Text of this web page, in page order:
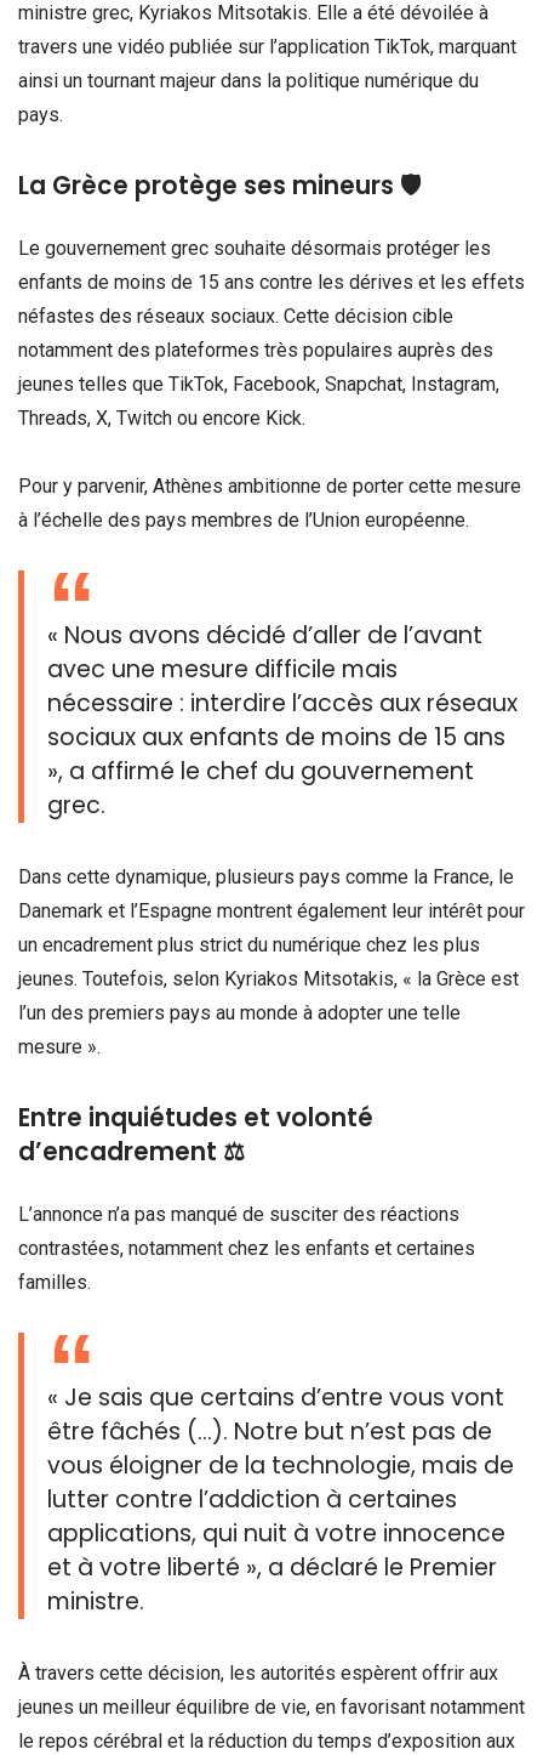
ministre grec, Kyriakos Mitsotakis. Elle a été dévoilée à
travers une vidéo publiée sur l’application TikTok, marquant
ainsi un tournant majeur dans la politique numérique du
pays.
La Grèce protège ses mineurs 🛡️
Le gouvernement grec souhaite désormais protéger les
enfants de moins de 15 ans contre les dérives et les effets
néfastes des réseaux sociaux. Cette décision cible
notamment des plateformes très populaires auprès des
jeunes telles que TikTok, Facebook, Snapchat, Instagram,
Threads, X, Twitch ou encore Kick.
Pour y parvenir, Athènes ambitionne de porter cette mesure
à l’échelle des pays membres de l’Union européenne.
« Nous avons décidé d’aller de l’avant
avec une mesure difficile mais
nécessaire : interdire l’accès aux réseaux
sociaux aux enfants de moins de 15 ans
», a affirmé le chef du gouvernement
grec.
Dans cette dynamique, plusieurs pays comme la France, le
Danemark et l’Espagne montrent également leur intérêt pour
un encadrement plus strict du numérique chez les plus
jeunes. Toutefois, selon Kyriakos Mitsotakis, « la Grèce est
l’un des premiers pays au monde à adopter une telle
mesure ».
Entre inquiétudes et volonté
d’encadrement ⚖️
L’annonce n’a pas manqué de susciter des réactions
contrastées, notamment chez les enfants et certaines
familles.
« Je sais que certains d’entre vous vont
être fâchés (…). Notre but n’est pas de
vous éloigner de la technologie, mais de
lutter contre l’addiction à certaines
applications, qui nuit à votre innocence
et à votre liberté », a déclaré le Premier
ministre.
À travers cette décision, les autorités espèrent offrir aux
jeunes un meilleur équilibre de vie, en favorisant notamment
le repos cérébral et la réduction du temps d’exposition aux